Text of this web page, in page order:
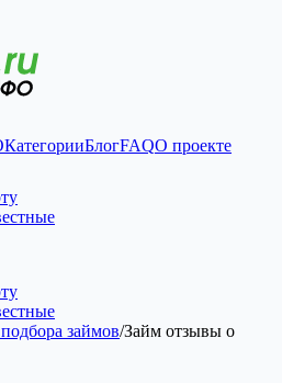
КатегорииБлогFAQО проекте
займов/Займ отзывы о